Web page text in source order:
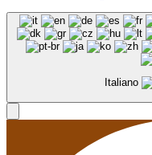
Italiano